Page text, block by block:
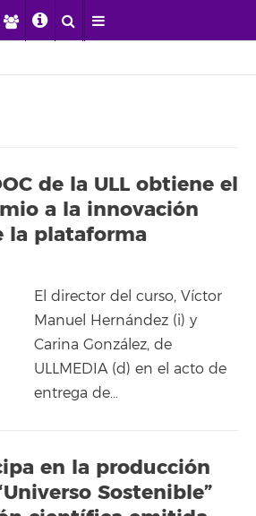
de la ULL obtiene el
a la innovación
la plataforma
El director del curso, Víctor
Manuel Hernández (i) y
Carina González, de
ULLMEDIA (d) en el acto de
entrega de…
en la producción
Sostenible”